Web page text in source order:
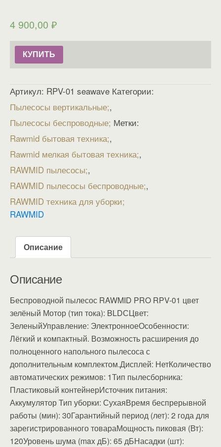
4 900,00 ₽
КУПИТЬ
Артикул: RPV-01 seawave Категории:
Пылесосы вертикальные ,
Пылесосы беспроводные Метки:
Rawmid бытовая техника ,
Rawmid мелкая бытовая техника ,
RAWMID пылесосы ,
RAWMID пылесосы беспроводные ,
RAWMID техника для уборки
RAWMID
Описание
Описание
Беспроводной пылесос RAWMID PRO RPV-01 цвет
зелёный Мотор (тип тока): BLDСЦвет:
ЗеленыйУправление: ЭлектронноеОсобенности:
Лёгкий и компактный. Возможность расширения до
полноценного напольного пылесоса с
дополнительным комплектом.Дисплей: НетКоличество
автоматических режимов: 1Тип пылесборника:
Пластиковый контейнерИсточник питания:
Аккумулятор Тип уборки: СухаяВремя беспрерывной
работы (мин): 30Гарантийный период (лет): 2 года для
зарегистрированного товараМощность пиковая (Вт):
120Уровень шума (max дБ): 65 дБНасадки (шт):